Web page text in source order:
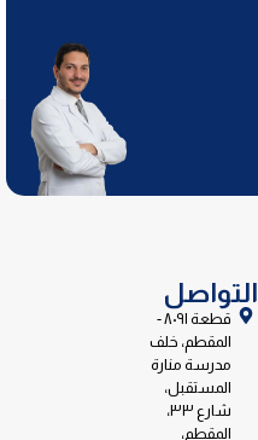
التواصل
قطعة ٨٠٩١ -
المقطم، خلف
مدرسة منارة
المستقبل،
شارع ٣٣،
المقطم،